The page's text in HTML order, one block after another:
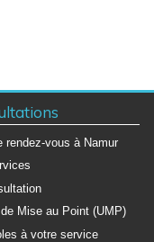
rendez-vous à Namur
de Mise au Point (UMP)
à votre service